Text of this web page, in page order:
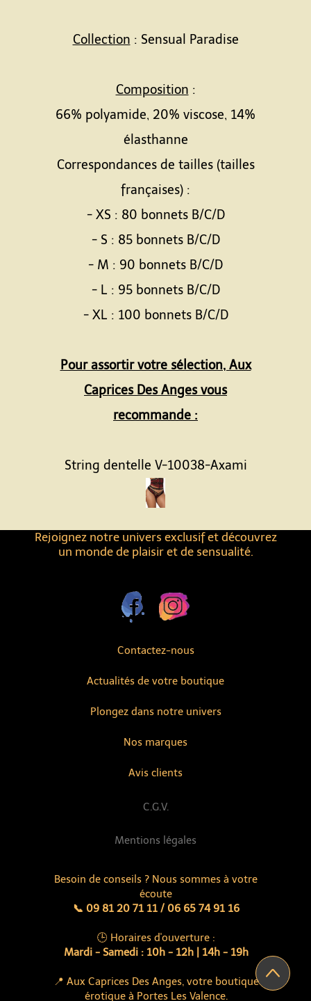
Contactez-nous
Actualités de votre boutique
Avis clients
Nos marques
Rejoignez notre univers exclusif et découvrez
un monde de plaisir et de sensualité.
Besoin de conseils ? Nous sommes à votre
écoute
📞 09 81 20 71 11 / 06 65 74 91 16
🕒 Horaires d'ouverture :
Mardi - Samedi : 10h - 12h | 14h - 19h
📍 Aux Caprices Des Anges, votre boutique
érotique à Portes Les Valence.
Plongez dans notre univers
Mentions légales
C.G.V.
Collection : Sensual Paradise
Composition :
66% polyamide, 20% viscose, 14%
élasthanne
Correspondances de tailles (tailles
françaises) :
- XS : 80 bonnets B/C/D
- S : 85 bonnets B/C/D
- M : 90 bonnets B/C/D
- L : 95 bonnets B/C/D
- XL : 100 bonnets B/C/D
Pour assortir votre sélection, Aux
Caprices Des Anges vous
recommande :
String dentelle V-10038-Axami